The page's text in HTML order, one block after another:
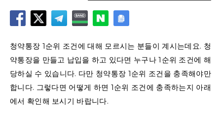
청약통장 1순위 조건에 대해 모르시는 분들이 계시는데요. 청
약통장을 만들고 납입을 하고 있다면 누구나 1순위 조건에 해
당하실 수 있습니다. 다만 청약통장 1순위 조건을 충족해야만
합니다. 그렇다면 어떻게 하면 1순위 조건에 충족하는지 아래
에서 확인해 보시기 바랍니다.